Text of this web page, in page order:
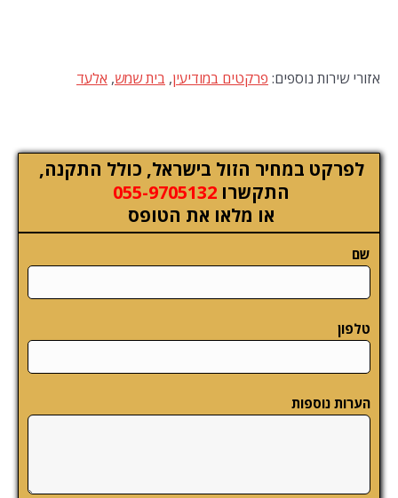
אזורי שירות נוספים: פרקטים במודיעין, בית שמש, אלעד
לפרקט במחיר הזול בישראל, כולל התקנה,
התקשרו 055-9705132
או מלאו את הטופס
שם
טלפון
הערות נוספות